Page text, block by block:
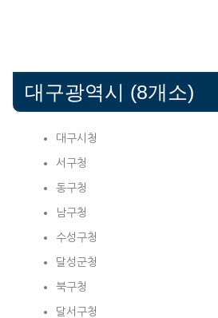
대구광역시 (8개소)
대구시청
서구청
동구청
남구청
수성구청
달성군청
북구청
달서구청